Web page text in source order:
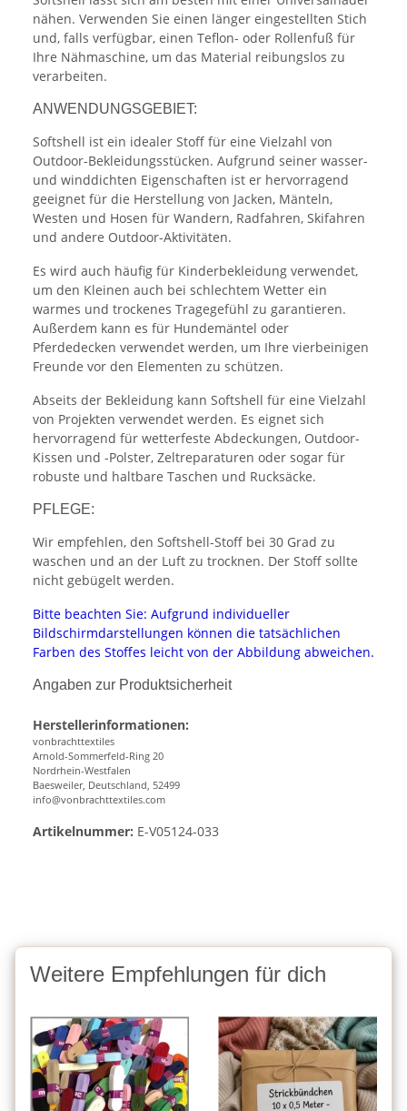
nähen. Verwenden Sie einen länger eingestellten Stich
und, falls verfügbar, einen Teflon- oder Rollenfuß für
Ihre Nähmaschine, um das Material reibungslos zu
verarbeiten.
ANWENDUNGSGEBIET:
Softshell ist ein idealer Stoff für eine Vielzahl von
Outdoor-Bekleidungsstücken. Aufgrund seiner wasser-
und winddichten Eigenschaften ist er hervorragend
geeignet für die Herstellung von Jacken, Mänteln,
Westen und Hosen für Wandern, Radfahren, Skifahren
und andere Outdoor-Aktivitäten.
Es wird auch häufig für Kinderbekleidung verwendet,
um den Kleinen auch bei schlechtem Wetter ein
warmes und trockenes Tragegefühl zu garantieren.
Außerdem kann es für Hundemäntel oder
Pferdedecken verwendet werden, um Ihre vierbeinigen
Freunde vor den Elementen zu schützen.
Abseits der Bekleidung kann Softshell für eine Vielzahl
von Projekten verwendet werden. Es eignet sich
hervorragend für wetterfeste Abdeckungen, Outdoor-
Kissen und -Polster, Zeltreparaturen oder sogar für
robuste und haltbare Taschen und Rucksäcke.
PFLEGE:
Wir empfehlen, den Softshell-Stoff bei 30 Grad zu
waschen und an der Luft zu trocknen. Der Stoff sollte
nicht gebügelt werden.
Bitte beachten Sie: Aufgrund individueller
Bildschirmdarstellungen können die tatsächlichen
Farben des Stoffes leicht von der Abbildung abweichen.
Angaben zur Produktsicherheit
Herstellerinformationen:
vonbrachttextiles
Arnold-Sommerfeld-Ring 20
Nordrhein-Westfalen
Baesweiler, Deutschland, 52499
info@vonbrachttextiles.com
Artikelnummer: E-V05124-033
Weitere Empfehlungen für dich